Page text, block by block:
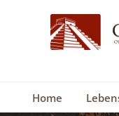
Home